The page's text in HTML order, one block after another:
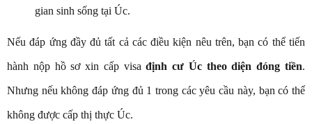
gian sinh sống tại Úc.
Nếu đáp ứng đầy đủ tất cả các điều kiện nêu trên, bạn có thể tiến
hành nộp hồ sơ xin cấp visađịnh cư Úc theo diện đóng tiền.
Nhưng nếu không đáp ứng đủ 1 trong các yêu cầu này, bạn có thể
không được cấp thị thực Úc.